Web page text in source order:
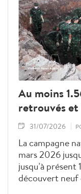
Au moins
retrouvés
31/07/2026
La campagne
mars 2026
jusqu’à
découvert neuf